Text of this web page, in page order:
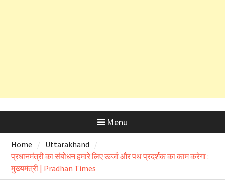
Menu
Home
Uttarakhand
प्रधानमंत्री का संबोधन हमारे लिए ऊर्जा और पथ प्रदर्शक का काम करेगा :
मुख्यमंत्री | Pradhan Times